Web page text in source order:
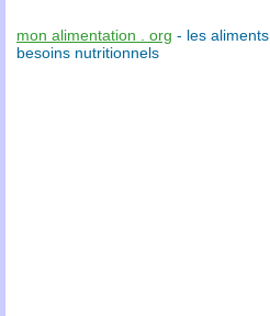
mon alimentation . org - les aliments
besoins nutritionnels